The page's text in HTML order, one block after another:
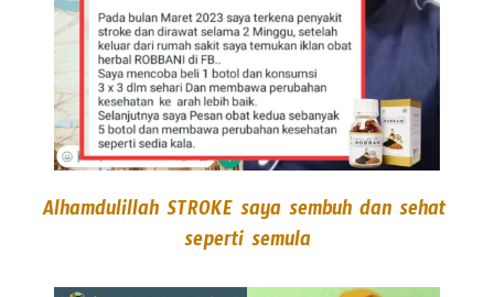
Alhamdulillah STROKE saya sembuh dan sehat
seperti semula